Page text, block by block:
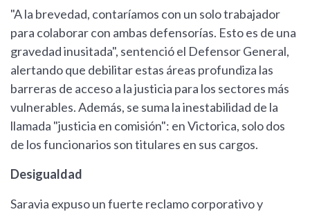
"A la brevedad, contaríamos con un solo trabajador
para colaborar con ambas defensorías. Esto es de una
gravedad inusitada", sentenció el Defensor General,
alertando que debilitar estas áreas profundiza las
barreras de acceso a la justicia para los sectores más
vulnerables. Además, se suma la inestabilidad de la
llamada "justicia en comisión": en Victorica, solo dos
de los funcionarios son titulares en sus cargos.
Desigualdad
Saravia expuso un fuerte reclamo corporativo y